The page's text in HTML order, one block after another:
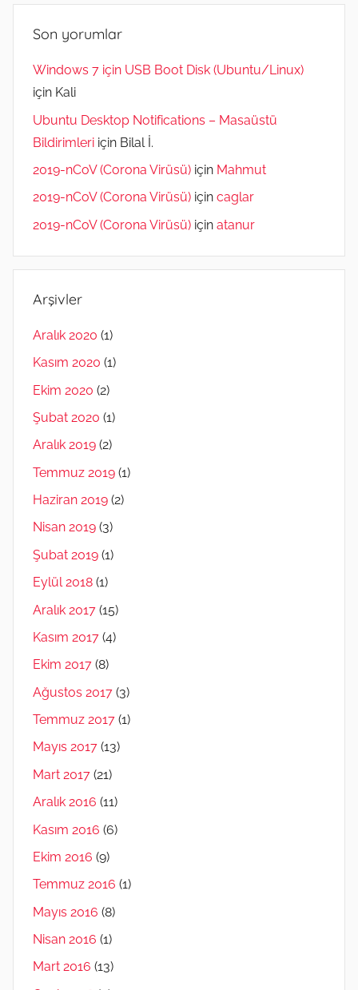
Son yorumlar
Windows 7 için USB Boot Disk (Ubuntu/Linux)
için Kali
Ubuntu Desktop Notifications – Masaüstü
Bildirimleri için Bilal İ.
2019-nCoV (Corona Virüsü) için Mahmut
2019-nCoV (Corona Virüsü) için caglar
2019-nCoV (Corona Virüsü) için atanur
Arşivler
Aralık 2020 (1)
Kasım 2020 (1)
Ekim 2020 (2)
Şubat 2020 (1)
Aralık 2019 (2)
Temmuz 2019 (1)
Haziran 2019 (2)
Nisan 2019 (3)
Şubat 2019 (1)
Eylül 2018 (1)
Aralık 2017 (15)
Kasım 2017 (4)
Ekim 2017 (8)
Ağustos 2017 (3)
Temmuz 2017 (1)
Mayıs 2017 (13)
Mart 2017 (21)
Aralık 2016 (11)
Kasım 2016 (6)
Ekim 2016 (9)
Temmuz 2016 (1)
Mayıs 2016 (8)
Nisan 2016 (1)
Mart 2016 (13)